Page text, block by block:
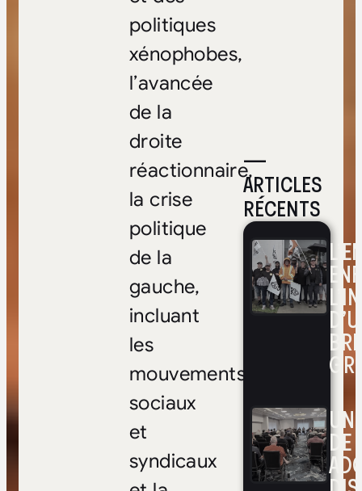
—
ARTICLES
RÉCENTS
DE
politiques
xénophobes,
l’avancée
de la
droite
réactionnaire,
la crise
politique
de la
gauche,
incluant
les
mouvements
sociaux
et
syndicaux